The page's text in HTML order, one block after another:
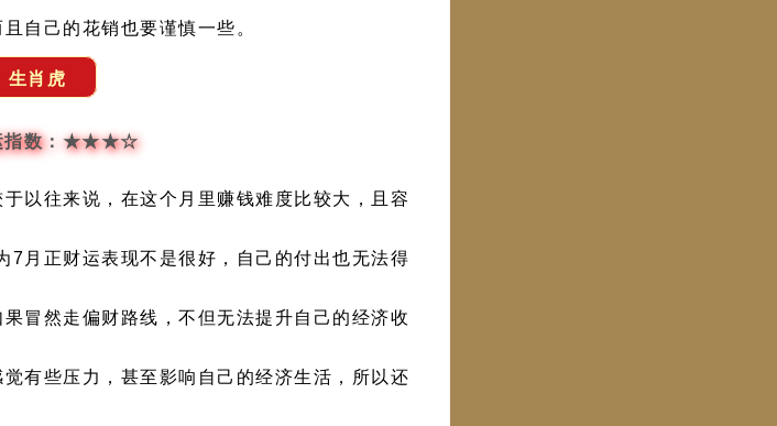
自己的花销也要谨慎一些。
生肖虎
指数：★★★☆
以往来说，在这个月里赚钱难度比较大，且容
7月正财运表现不是很好，自己的付出也无法得
冒然走偏财路线，不但无法提升自己的经济收
有些压力，甚至影响自己的经济生活，所以还